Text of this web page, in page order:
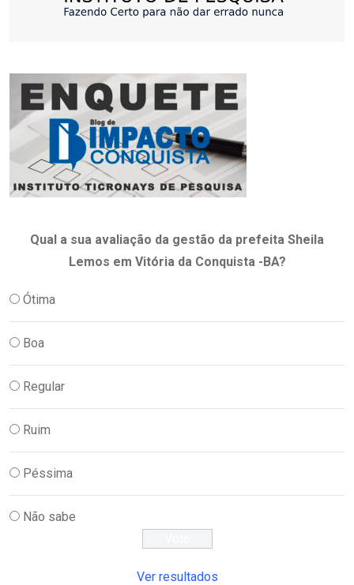
Qual a sua avaliação da gestão da prefeita Sheila
Lemos em Vitória da Conquista -BA?
Ótima
Boa
Regular
Ruim
Péssima
Não sabe
Ver resultados